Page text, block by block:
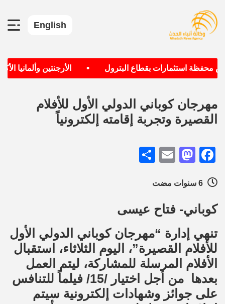
English
استثمارات بقطاع البترول الأرجنتين وألمانيا
مهرجان كوباني الدولي الأول للأفلام
القصيرة وتجربة إقامته إلكترونياً
Facebook
Mastodon
Email
كوباني- فتاح عيسى
تنهي إدارة “مهرجان كوباني الدولي الأول
للأفلام القصيرة”، اليوم الثلاثاء، استقبال
الأفلام المرسلة للمشاركة، ليتم العمل
بعدها من أجل اختيار /15/ فيلماً للتنافس
على جوائز وشهادات إلكترونية سيتم